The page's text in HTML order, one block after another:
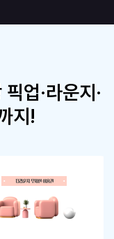
업·라운지·
지!